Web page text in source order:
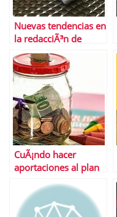
Nuevas tendencias en
la redacciÃ³n de
curriculums que
debes conocer
CuÃ¡ndo hacer
aportaciones al plan